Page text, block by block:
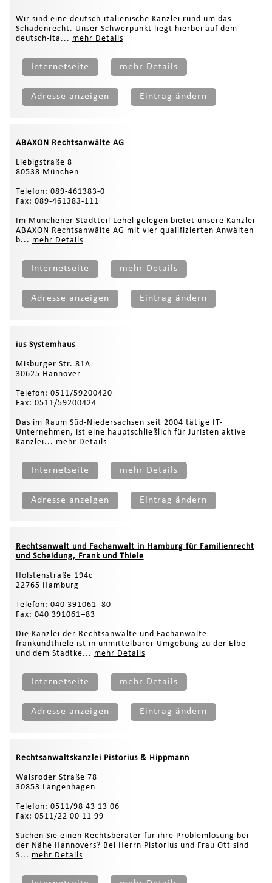
Wir sind eine deutsch-italienische Kanzlei rund um das
Schadenrecht. Unser Schwerpunkt liegt hierbei auf dem
deutsch-ita... mehr Details
Internetseite mehr Details
Adresse anzeigen Eintrag ändern
ABAXON Rechtsanwälte AG
Liebigstraße 8
80538 München
Telefon: 089-461383-0
Fax: 089-461383-111
Im Münchener Stadtteil Lehel gelegen bietet unsere Kanzlei
ABAXON Rechtsanwälte AG mit vier qualifizierten Anwälten
b... mehr Details
Internetseite mehr Details
Adresse anzeigen Eintrag ändern
ius Systemhaus
Misburger Str. 81A
30625 Hannover
Telefon: 0511/59200420
Fax: 0511/59200424
Das im Raum Süd-Niedersachsen seit 2004 tätige IT-
Unternehmen, ist eine hauptschließlich für Juristen aktive
Kanzlei... mehr Details
Internetseite mehr Details
Adresse anzeigen Eintrag ändern
Rechtsanwalt und Fachanwalt in Hamburg für Familienrecht
und Scheidung, Frank und Thiele
Holstenstraße 194c
22765 Hamburg
Telefon: 040 391061–80
Fax: 040 391061–83
Die Kanzlei der Rechtsanwälte und Fachanwälte
frankundthiele ist in unmittelbarer Umgebung zu der Elbe
und dem Stadtke... mehr Details
Internetseite mehr Details
Adresse anzeigen Eintrag ändern
Rechtsanwaltskanzlei Pistorius & Hippmann
Walsroder Straße 78
30853 Langenhagen
Telefon: 0511/98 43 13 06
Fax: 0511/22 00 11 99
Suchen Sie einen Rechtsberater für ihre Problemlösung bei
der Nähe Hannovers? Bei Herrn Pistorius und Frau Ott sind
S... mehr Details